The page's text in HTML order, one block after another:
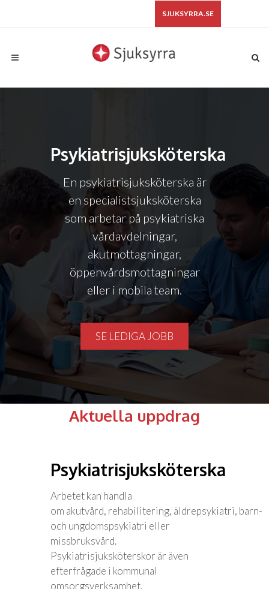
SJUKSYRRA.SE
Psykiatrisjuksköterska
En psykiatrisjuksköterska är
en specialistsjuksköterska
som arbetar på psykiatriska
vårdavdelningar,
akutmottagningar,
öppenvårdsmottagningar
eller i mobila team.
SE LEDIGA JOBB
Aktuella uppdrag
Psykiatrisjuksköterska
Arbetet kan handla
om akutvård, rehabilitering, äldrepsykiatri, barn-
och ungdomspsykiatri eller
missbruksvård.
Psykiatrisjuksköterskor är även
efterfrågade i kommunal
omsorgsverksamhet.